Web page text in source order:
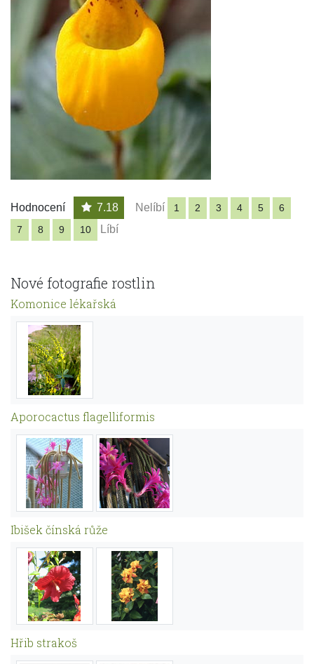
Hodnocení 7.18 Nelíbí 1 2 3 4 5
6
7
8 9 10 Líbí
Nové fotografie rostlin
Komonice lékařská
Aporocactus flagelliformis
Ibišek čínská růže
Hřib strakoš